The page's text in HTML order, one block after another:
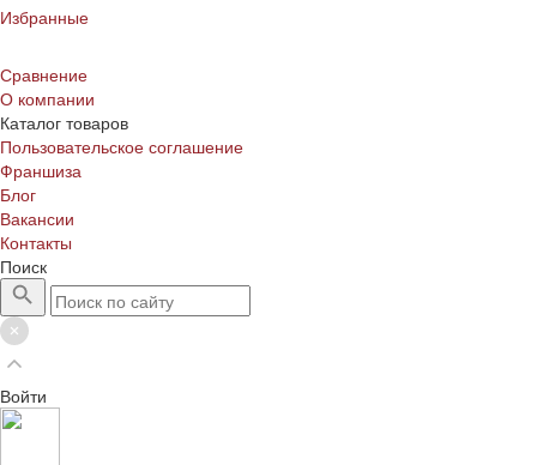
Избранные
Сравнение
О компании
Каталог товаров
Пользовательское соглашение
Франшиза
Блог
Вакансии
Контакты
Поиск
Войти